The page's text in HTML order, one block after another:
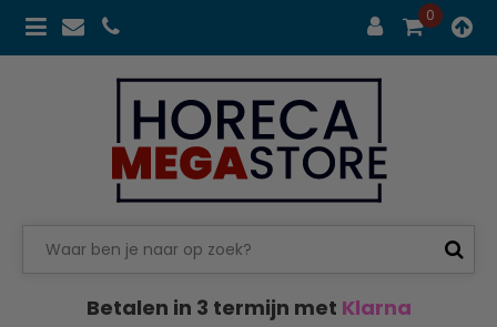
0
Betalen in 3 termijn met Klarna